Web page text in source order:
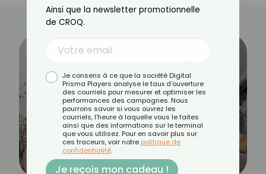
Ainsi que la newsletter promotionnelle
de CROQ.
Je consens à ce que la société Digital
Prisma Players analyse le taux d'ouverture
des courriels pour mesurer et optimiser les
performances des campagnes. Nous
pourrons savoir si vous ouvrez les
courriels, l'heure à laquelle vous le faites
ainsi que des informations sur le terminal
que vous utilisez. Pour en savoir plus sur
ces traceurs, voir notre politique de
confidentialité.
Je reçois mon cadeau !